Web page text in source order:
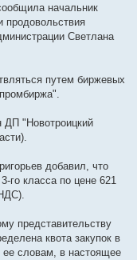
начальник
продовольствия
Светлана
путем биржевых
ДП "Новотроицкий
добавил, что
го класса по цене 621
представительству
квота закупок в
ее словам, в настоящее